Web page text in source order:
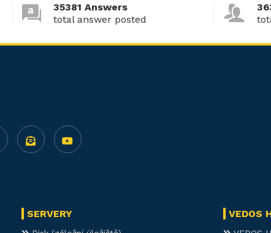
35381 Answers
total answer posted
SERVERY VEDOS